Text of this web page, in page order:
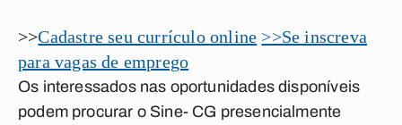
>>Cadastre seu currículo online >>Se inscreva
para vagas de emprego
Os interessados nas oportunidades disponíveis
podem procurar o Sine- CG presencialmente